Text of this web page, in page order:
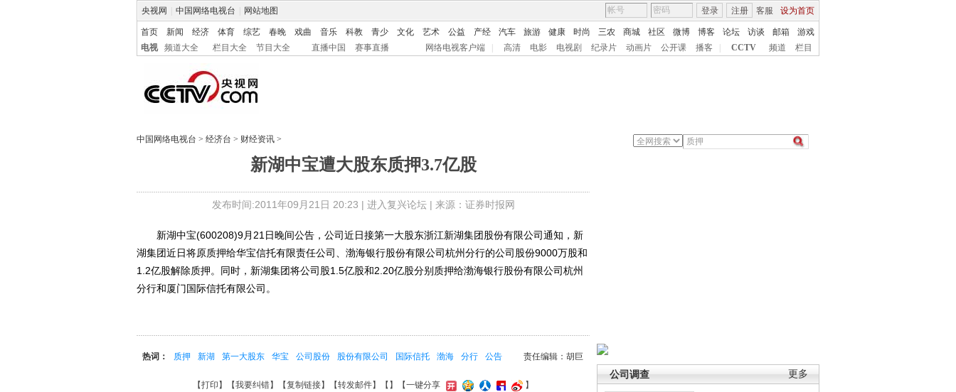
央视网 中国网络电视台 网站地图 客服 设为首页
登录 注册
首页 新闻 经济 体育 综艺 春晚 戏曲 音乐 科教 青少 文化 艺术 公益 产经 汽车 旅游 健康 时尚 三农 商城 社区 微博 博客 论坛 访谈 邮箱
游戏
电视
频道大全 栏目大全 节目大全 直播中国 赛事直播 网络电视客户端 高清 电影 电视剧 纪录片 动画片 公开课 播客 CCTV 频道 栏目
中国网络电视台 > 经济台 > 财经资讯 >
新湖中宝遭大股东质押3.7亿股
发布时间:2011年09月21日 20:23 | 进入复兴论坛| 来源：证券时报网
更多
公司调查
新湖中宝(600208)9月21日晚间公告，公司近日接第一大股东浙江新湖集团股份有限公司通知，新
湖集团近日将原质押给华宝信托有限责任公司、渤海银行股份有限公司杭州分行的公司股份9000万股和
1.2亿股解除质押。同时，新湖集团将公司股1.5亿股和2.20亿股分别质押给渤海银行股份有限公司杭州
分行和厦门国际信托有限公司。
责任编辑：胡巨
热词： 质押 新湖 第一大股东 华宝 公司股份 股份有限公司 国际信托 渤海 分行 公告
【打印 】【我要纠错】【复制链接】【转发邮件】【 】 【一键分享 】